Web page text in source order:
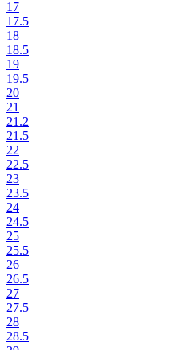
17
17.5
18
18.5
19
19.5
20
21
21.2
21.5
22
22.5
23
23.5
24
24.5
25
25.5
26
26.5
27
27.5
28
28.5